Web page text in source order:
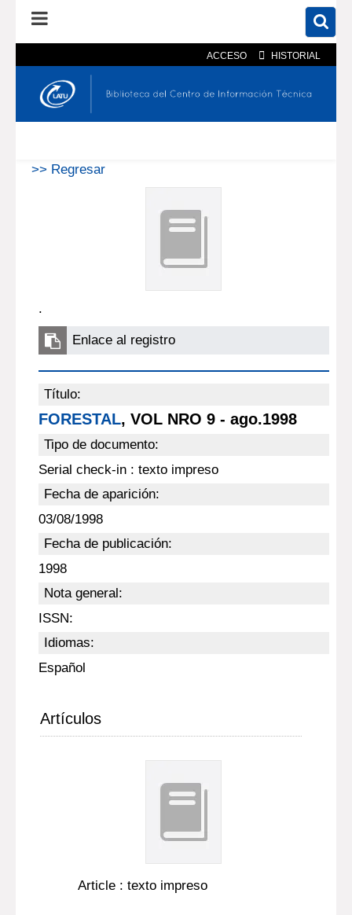
ACCESO HISTORIAL
En el catálogo En el sitio
>> Regresar
.
Enlace al registro
Título:
FORESTAL, VOL NRO 9 - ago.1998
Tipo de documento:
Serial check-in : texto impreso
Fecha de aparición:
03/08/1998
Fecha de publicación:
1998
Nota general:
ISSN:
Idiomas:
Español
Artículos
Article : texto impreso